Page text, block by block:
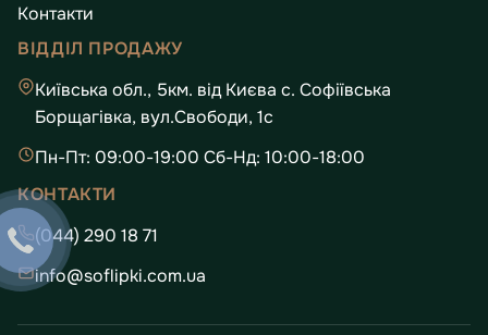
Контакти
ВІДДІЛ ПРОДАЖУ
Київська обл., 5км. від Києва с. Софіївська
Борщагівка, вул.Свободи, 1с
Пн-Пт: 09:00-19:00 Сб-Нд: 10:00-18:00
КОНТАКТИ
(044) 290 18 71
info@soflipki.com.ua